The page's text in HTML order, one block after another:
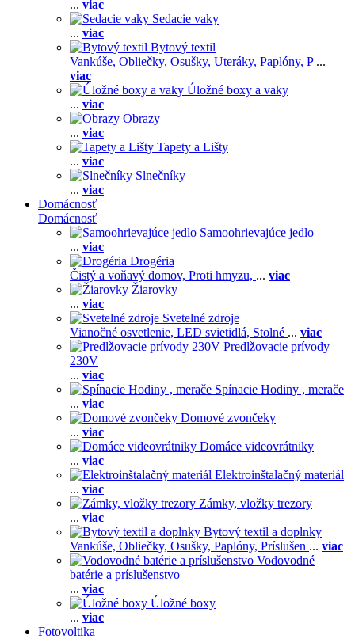
... viac
Sedacie vaky
... viac
Bytový textil
Vankúše, Obliečky, Osušky, Uteráky, Paplóny, P ...
viac
Úložné boxy a vaky
... viac
Obrazy
... viac
Tapety a Lišty
... viac
Slnečníky
... viac
Domácnosť
Domácnosť
Samoohrievajúce jedlo
... viac
Drogéria
Čistý a voňavý domov, Proti hmyzu, ... viac
Žiarovky
... viac
Svetelné zdroje
Vianočné osvetlenie, LED svietidlá, Stolné ... viac
Predlžovacie prívody
230V
... viac
Spínacie Hodiny , merače
... viac
Domové zvončeky
... viac
Domáce videovrátniky
... viac
Elektroinštalačný materiál
... viac
Zámky, vložky trezory
... viac
Bytový textil a doplnky
Vankúše, Obliečky, Osušky, Paplóny, Príslušen ... viac
Vodovodné
batérie a príslušenstvo
... viac
Úložné boxy
... viac
Fotovoltika